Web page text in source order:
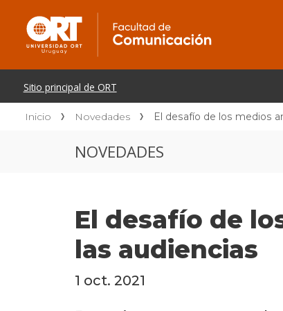
Inicio Novedades El desafío de los medios
NOVEDADES
El desafío de
las audiencias
1 oct. 2021